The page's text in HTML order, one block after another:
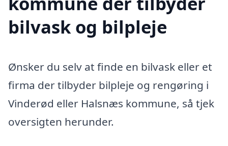
bilvask og bilpleje
Ønsker du selv at finde en bilvask eller et
firma der tilbyder bilpleje og rengøring i
Vinderød eller Halsnæs kommune, så tjek
oversigten herunder.